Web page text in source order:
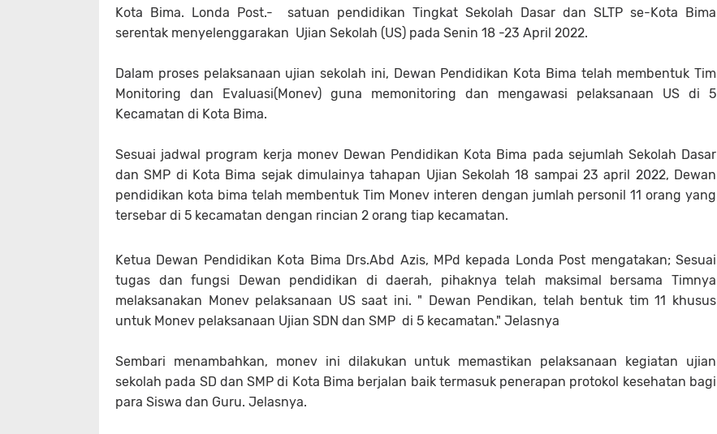
Kota Bima. Londa Post.- satuan pendidikan Tingkat Sekolah Dasar dan SLTP se-Kota Bima
serentak menyelenggarakan Ujian Sekolah (US) pada Senin 18 -23 April 2022.
Dalam proses pelaksanaan ujian sekolah ini, Dewan Pendidikan Kota Bima telah membentuk Tim
Monitoring dan Evaluasi(Monev) guna memonitoring dan mengawasi pelaksanaan US di 5
Kecamatan di Kota Bima.
Sesuai jadwal program kerja monev Dewan Pendidikan Kota Bima pada sejumlah Sekolah Dasar
dan SMP di Kota Bima sejak dimulainya tahapan Ujian Sekolah 18 sampai 23 april 2022, Dewan
pendidikan kota bima telah membentuk Tim Monev interen dengan jumlah personil 11 orang yang
tersebar di 5 kecamatan dengan rincian 2 orang tiap kecamatan.
Ketua Dewan Pendidikan Kota Bima Drs.Abd Azis, MPd kepada Londa Post mengatakan; Sesuai
tugas dan fungsi Dewan pendidikan di daerah, pihaknya telah maksimal bersama Timnya
melaksanakan Monev pelaksanaan US saat ini. " Dewan Pendikan, telah bentuk tim 11 khusus
untuk Monev pelaksanaan Ujian SDN dan SMP di 5 kecamatan." Jelasnya
Sembari menambahkan, monev ini dilakukan untuk memastikan pelaksanaan kegiatan ujian
sekolah pada SD dan SMP di Kota Bima berjalan baik termasuk penerapan protokol kesehatan bagi
para Siswa dan Guru. Jelasnya.